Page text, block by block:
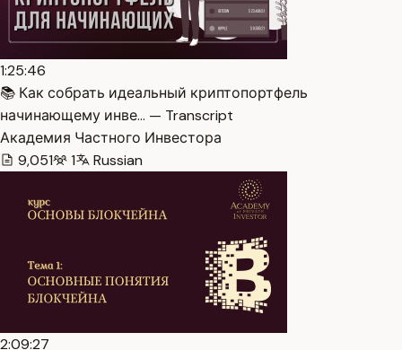
1:25:46
📚 Как собрать идеальный криптопортфель
начинающему инве… — Transcript
Академия Частного Инвестора
9,051
1 Russian
2:09:27